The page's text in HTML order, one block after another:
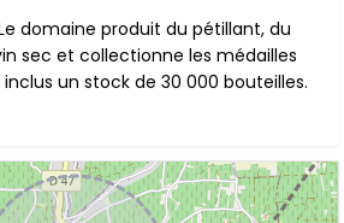
domaine produit du pétillant, du
sec et collectionne les médailles
inclus un stock de 30 000 bouteilles.